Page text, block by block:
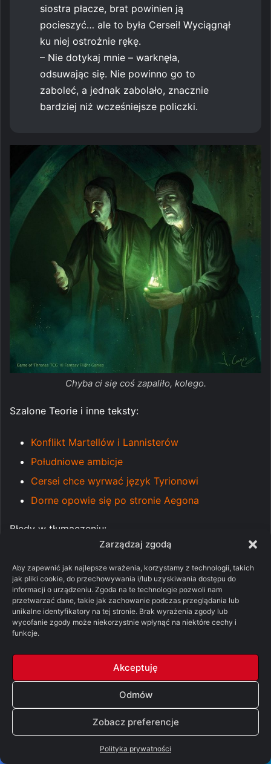
Zarządzaj zgodą
Aby zapewnić jak najlepsze wrażenia, korzystamy z technologii, takich
jak pliki cookie, do przechowywania i/lub uzyskiwania dostępu do
informacji o urządzeniu. Zgoda na te technologie pozwoli nam
przetwarzać dane, takie jak zachowanie podczas przeglądania lub
unikalne identyfikatory na tej stronie. Brak wyrażenia zgody lub
wycofanie zgody może niekorzystnie wpłynąć na niektóre cechy i
funkcje.
Akceptuję
Odmów
Zobacz preferencje
Polityka prywatności
siostra płacze, brat powinien ją
pocieszyć… ale to była Cersei! Wyciągnął
ku niej ostrożnie rękę.
– Nie dotykaj mnie – warknęła,
odsuwając się. Nie powinno go to
zaboleć, a jednak zabolało, znacznie
bardziej niż wcześniejsze policzki.
Chyba ci się coś zapaliło, kolego.
Szalone Teorie i inne teksty:
Konflikt Martellów i Lannisterów
Południowe ambicje
Cersei chce wyrwać język Tyrionowi
Dorne opowie się po stronie Aegona
Błędy w tłumaczeniu:
aftera melee,
Tłumaczenie: Thoros po każdym turnieju
potrzebował nowego oręża,
Poprawne tłumaczenie: Thoros zawsze
Oryginał: But the common soldier, hmmmm, the
crew of one of the queen’sspitfires, say, in the
unthinking frenzy of battle… any little mistake can
bring catastrophe.
Tłumaczenie: Ale zwykli żołnierze, hmmmm,
powiedzmy załoga jednego z ogniomiotów, które